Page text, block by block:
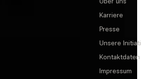
Karriere
Presse
Unsere
Kontaktdaten
Impressum